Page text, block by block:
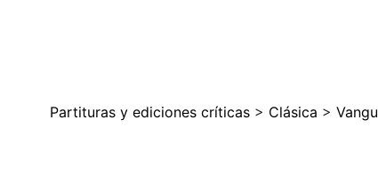
Partituras y ediciones críticas > Clásica >